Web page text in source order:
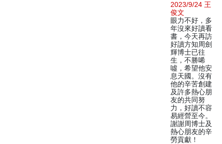
2023/9/24 王
俊文
眼力不好，多
年沒來好讀看
書，今天再訪
好讀方知周劍
輝博士已往
生，不勝唏
噓，希望他安
息天國。沒有
他的辛苦創建
及許多熱心朋
友的共同努
力，好讀不容
易經營至今。
謝謝周博士及
熱心朋友的辛
勞貢獻！